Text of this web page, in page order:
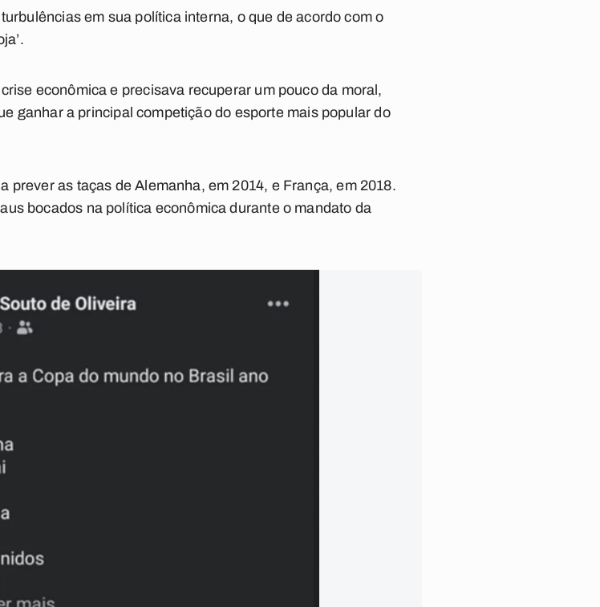
em sua política interna, o que de acordo com o
econômica e precisava recuperar um pouco da moral,
ganhar a principal competição do esporte mais popular do
prever as taças de Alemanha, em 2014, e França, em 2018.
bocados na política econômica durante o mandato da